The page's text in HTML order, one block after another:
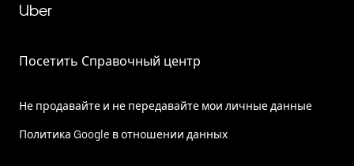
Uber
Посетить Справочный центр
Не продавайте и не передавайте мои личные данные
Политика Google в отношении данных